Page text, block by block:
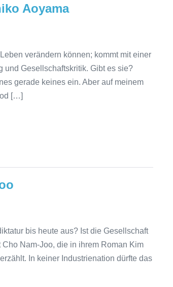
Aoyama
verändern können; kommt mit einer
und Gesellschaftskritik. Gibt es sie?
gerade keines ein. Aber auf meinem
[…]
bis heute aus? Ist die Gesellschaft
Nam-Joo, die in ihrem Roman Kim
In keiner Industrienation dürfte das